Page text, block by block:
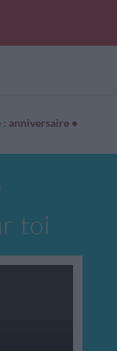
: anniversaire •
toi